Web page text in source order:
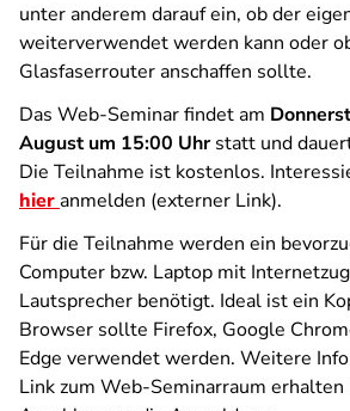
unter anderem darauf ein, ob der
weiterverwendet werden kann oder
Glasfaserrouter anschaffen sollte.
Das Web-Seminar findet am
August um 15:00 Uhrstatt und
Die Teilnahme ist kostenlos.
hieranmelden (externer Link).
Für die Teilnahme werden ein
Computer bzw. Laptop mit
Lautsprecher benötigt. Ideal ist ein
Browser sollte Firefox, Google
Edge verwendet werden. Weitere
Link zum Web-Seminarraum